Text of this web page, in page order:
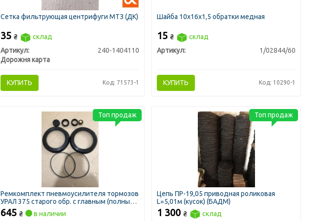
Сетка фильтрующая центрифуги МТЗ (ДК)
35₴
склад
Артикул:
240-1404110
Дорожня карта
КУПИТЬ Код: 71573-1
Шайба 10х16х1,5 обратки медная
15₴
склад
Артикул:
1/02844/60
КУПИТЬ Код: 10290-1
Ремкомплект пневмоусилителя тормозов
УРАЛ 375 старого обр. с главным (полный)
(DETALKA)
645₴
в наличии
Топ продаж
Цепь ПР-19,05 приводная роликовая
L=5,01м (кусок) (БАДМ)
1 300₴
склад
Топ продаж